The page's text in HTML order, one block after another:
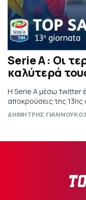
Serie A : Οι
καλύτερά
H Serie A μέσω twitter
αποκρούσεις της 13ης
ΔΗΜΗΤΡΗΣ